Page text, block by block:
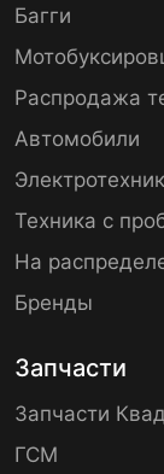
Багги
Распродажа
Автомобили
Техника с
На
Бренды
Запчасти
Запчасти
ГСМ